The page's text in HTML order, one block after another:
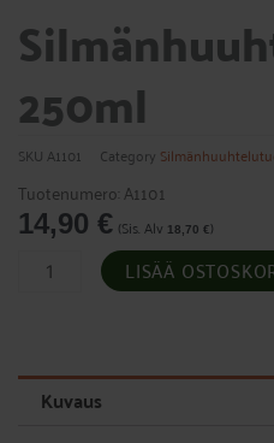
250ml
SKUA1101 Category
Tuotenumero: A1101
14,90 € (Sis. Alv 18,70 €)
Silmänhuuhteluspray
250ml LISÄÄ
Kuvaus